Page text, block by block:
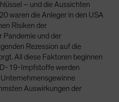
– und die Aussichten
waren die Anleger in den USA
Risiken der
Pandemie und der
Rezession auf die
All diese Faktoren beginnen
19-Impfstoffe werden
Auswirkungen der